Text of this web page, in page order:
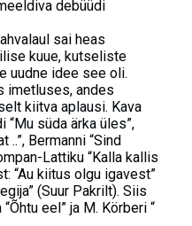
debüüdi
sai heas
kuue, kutseliste
uudne idee see oli.
imetluses, andes
kiitva aplausi. Kava
“Mu süda ärka üles”,
..”, Bermanni “Sind
Lattiku “Kalla kallis
“Au kiitus olgu igavest”
(Suur Pakrilt). Siis
eel” ja M. Körberi “